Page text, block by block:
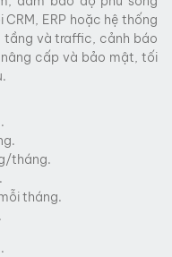
ERP hoặc hệ thống
tầng và traffic, cảnh báo
cấp và bảo mật, tối
tháng.
tháng.